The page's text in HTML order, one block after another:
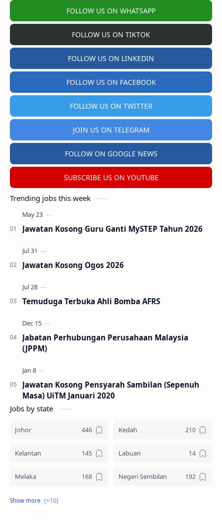
FOLLOW US ON WHATSAPP
FOLLOW US ON TIKTOK
FOLLOW US ON LINKEDIN
FOLLOW US ON FACEBOOK
FOLLOW US ON TWITTER
JOIN US ON TELEGRAM
FOLLOW ON GOOGLE NEWS
SUBSCRIBE US ON YOUTUBE
Trending jobs this week
Jawatan Kosong Guru Ganti MySTEP Tahun 2026
Jawatan Kosong Ogos 2026
Temuduga Terbuka Ahli Bomba AFRS
Jabatan Perhubungan Perusahaan Malaysia
(JPPM)
Jawatan Kosong Pensyarah Sambilan (Sepenuh
Masa) UiTM Januari 2020
Jobs by state
Johor Kedah
Kelantan Labuan
Melaka Negeri Sembilan
Pahang